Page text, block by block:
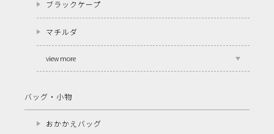
ブラックケープ
マチルダ
view more
バッグ・小物
おかかえバッグ